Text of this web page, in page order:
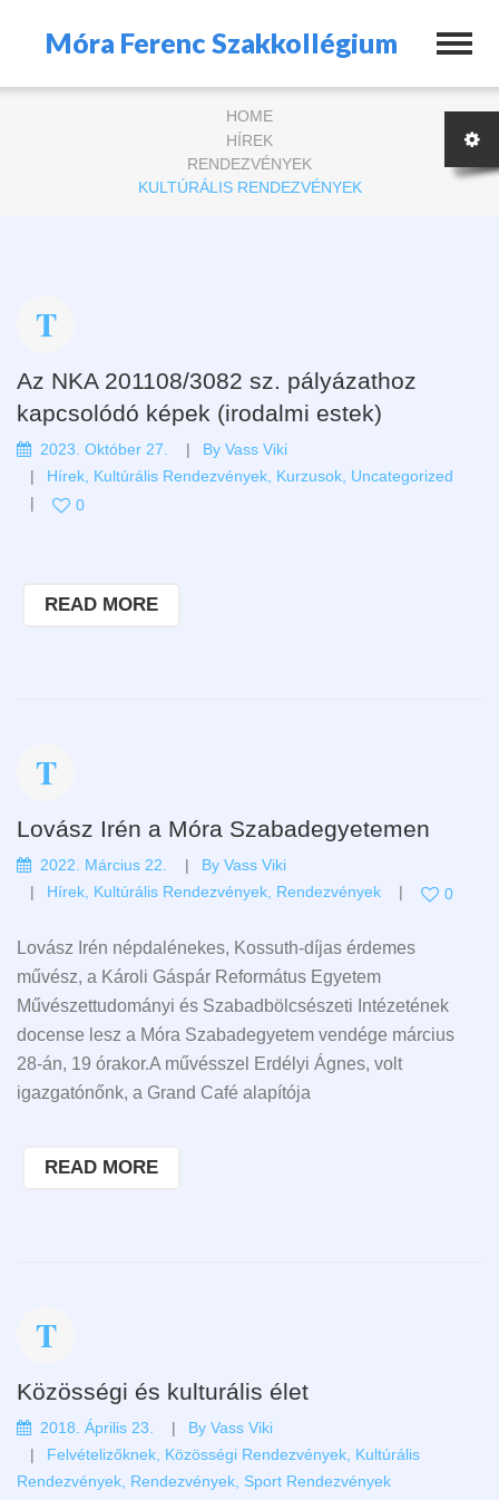
Móra Ferenc Szakkollégium
HOME
HÍREK
RENDEZVÉNYEK
KULTÚRÁLIS RENDEZVÉNYEK
Az NKA 201108/3082 sz. pályázathoz
kapcsolódó képek (irodalmi estek)
2023. Október 27. By Vass Viki
Hírek, Kultúrális Rendezvények, Kurzusok, Uncategorized
0
READ MORE
Lovász Irén a Móra Szabadegyetemen
2022. Március 22. By Vass Viki
Hírek, Kultúrális Rendezvények, Rendezvények 0
Lovász Irén népdalénekes, Kossuth-díjas érdemes
művész, a Károli Gáspár Református Egyetem
Művészettudományi és Szabadbölcsészeti Intézetének
docense lesz a Móra Szabadegyetem vendége március
28-án, 19 órakor.A művésszel Erdélyi Ágnes, volt
igazgatónőnk, a Grand Café alapítója
READ MORE
Közösségi és kulturális élet
2018. Április 23. By Vass Viki
Felvételizőknek Közösségi Rendezvények Kultúrális
Rendezvények Rendezvények Sport Rendezvények